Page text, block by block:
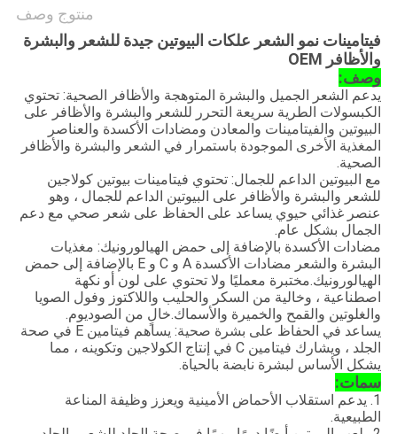
منتوج وصف
فيتامينات نمو الشعر علكات البيوتين جيدة للشعر والبشرة
والأظافر OEM
وصف:
يدعم الشعر الجميل والبشرة المتوهجة والأظافر الصحية: تحتوي
الكبسولات الطرية سريعة التحرر للشعر والبشرة والأظافر على
البيوتين والفيتامينات والمعادن ومضادات الأكسدة والعناصر
المغذية الأخرى الموجودة باستمرار في الشعر والبشرة والأظافر
الصحية.
مع البيوتين الداعم للجمال: تحتوي فيتامينات بيوتين كولاجين
للشعر والبشرة والأظافر على البيوتين الداعم للجمال ، وهو
عنصر غذائي حيوي يساعد على الحفاظ على شعر صحي مع دعم
الجمال بشكل عام.
مضادات الأكسدة بالإضافة إلى حمض الهيالورونيك: مغذيات
البشرة والشعر مضادات الأكسدة A و C و E بالإضافة إلى حمض
الهيالورونيك.مختبرة معمليًا ولا تحتوي على لون أو نكهة
اصطناعية ، وخالية من السكر والحليب واللاكتوز وفول الصويا
والغلوتين والقمح والخميرة والأسماك.خالٍ من الصوديوم.
يساعد في الحفاظ على بشرة صحية: يساهم فيتامين E في صحة
الجلد ، ويشارك فيتامين C في إنتاج الكولاجين وتكوينه ، مما
يشكل الأساس لبشرة نابضة بالحياة.
سمات:
1. يدعم استقلاب الأحماض الأمينية ويعزز وظيفة المناعة
الطبيعية.